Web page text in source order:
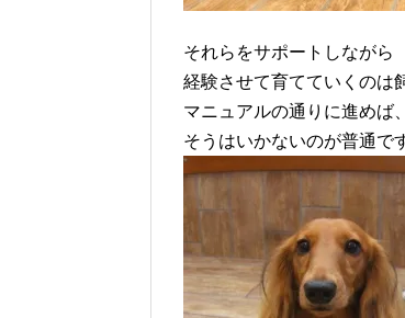
それらをサポートしながら
経験させて育てていくのは
マニュアルの通りに進めば
そうはいかないのが普通で